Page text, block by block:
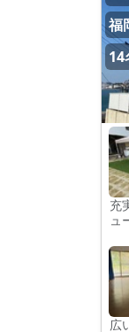
福
14
充
ュ
広